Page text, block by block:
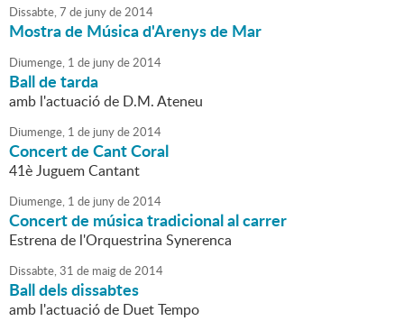
Dissabte,7 de junyde2014
Mostra de Música d'Arenys de Mar
Diumenge, 1 de junyde2014
Ball de tarda
amb l'actuació de D.M. Ateneu
Diumenge, 1 de junyde2014
Concert de Cant Coral
41è Juguem Cantant
Diumenge, 1 de junyde2014
Concert de música tradicional al carrer
Estrena de l'Orquestrina Synerenca
Dissabte,31 de maigde2014
Ball dels dissabtes
amb l'actuació de Duet Tempo